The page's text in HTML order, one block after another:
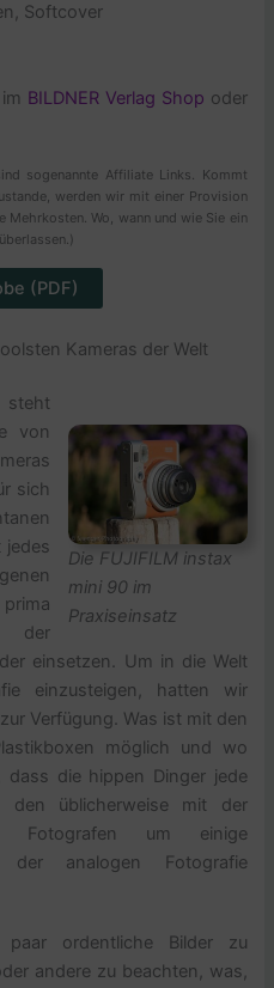
Softcover
BILDNER Verlag Shop oder
sogenannte Affiliate Links. Kommt
werden wir mit einer Provision
Wo, wann und wie Sie ein
(PDF)
Kameras der Welt
Die FUJIFILM instax
mini 90 im
Praxiseinsatz
von
sich
jedes
einsetzen. Um in die Welt
einzusteigen, hatten wir
Verfügung. Was ist mit den
möglich und wo
dass die hippen Dinger jede
den üblicherweise mit der
Fotografen um einige
analogen Fotografie
ordentliche Bilder zu
andere zu beachten, was,